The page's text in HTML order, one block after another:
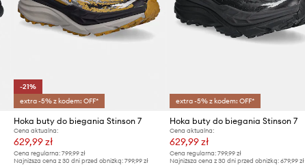
niej zagłębiona, co
przyczepność.
-21%
extra -5% z kodem: OFF*
Hoka buty do biegania Stinson 7
Cena aktualna:
629,99 zł
Cena regularna: 799,99 zł
Najniższa cena z 30 dni przed obniżką: 799,99 zł
extra -5% z kodem: OFF*
Hoka buty do biegania Stinson 7
Cena aktualna:
629,99 zł
Cena regularna: 799,99 zł
Najniższa cena z 30 dni przed obniżką: 679,99 zł